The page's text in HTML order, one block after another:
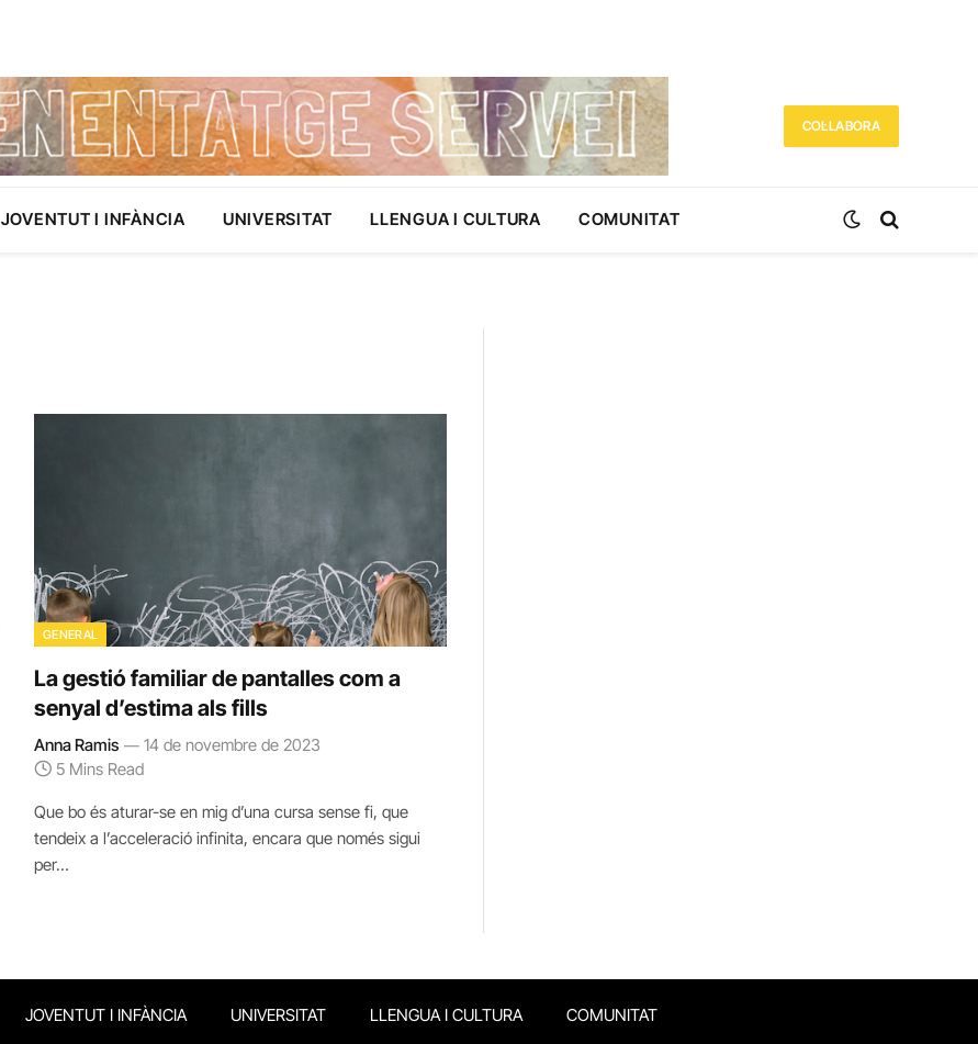
COL·LABORA
JOVENTUT I INFÀNCIA UNIVERSITAT LLENGUA I CULTURA COMUNITAT
GENERAL
La gestió familiar de pantalles com a
senyal d’estima als fills
Anna Ramis
14 de novembre de 2023
5 Mins Read
Que bo és aturar-se en mig d’una cursa sense fi, que
tendeix a l’acceleració infinita, encara que només sigui
per…
JOVENTUT I INFÀNCIA UNIVERSITAT LLENGUA I CULTURA COMUNITAT